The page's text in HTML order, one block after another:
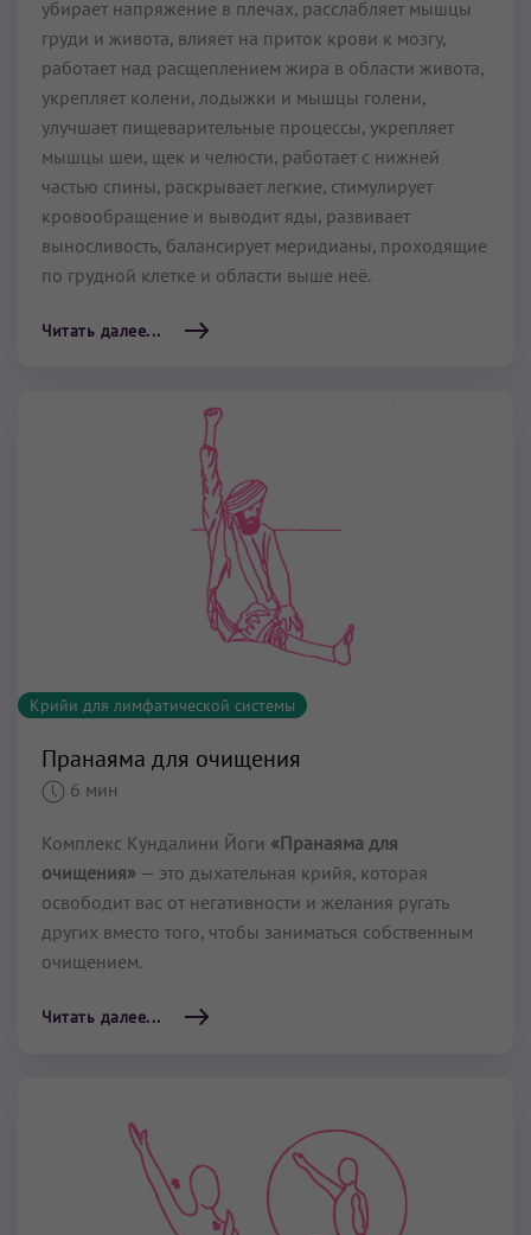
убирает напряжение в плечах, расслабляет мышцы
груди и живота, влияет на приток крови к мозгу,
работает над расщеплением жира в области живота,
укрепляет колени, лодыжки и мышцы голени,
улучшает пищеварительные процессы, укрепляет
мышцы шеи, щек и челюсти, работает с нижней
частью спины, раскрывает легкие, стимулирует
кровообращение и выводит яды, развивает
выносливость, балансирует меридианы, проходящие
по грудной клетке и области выше неё.
Читать далее...
Крийи для лимфатической системы
Пранаяма для очищения
6 мин
Комплекс Кундалини Йоги «Пранаяма для
очищения» — это дыхательная крийя, которая
освободит вас от негативности и желания ругать
других вместо того, чтобы заниматься собственным
очищением.
Читать далее...